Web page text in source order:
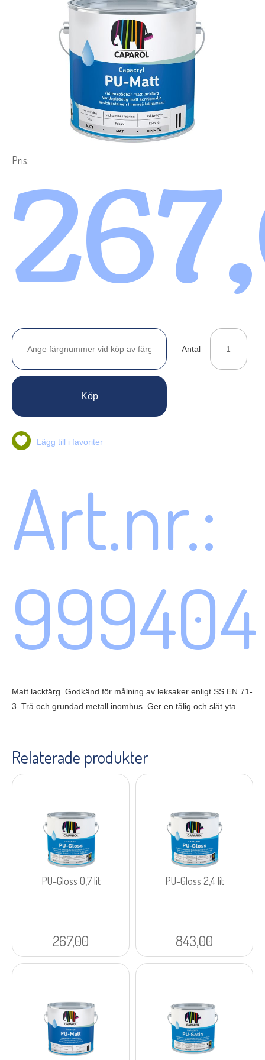
Pris:
Köp
Antal
Lägg till i favoriter
Art.nr.:
999404
Matt lackfärg. Godkänd för målning av leksaker enligt SS EN 71-
3. Trä och grundad metall inomhus. Ger en tålig och slät yta
Relaterade produkter
PU-Gloss 0,7 lit
267,00
PU-Gloss 2,4 lit
843,00